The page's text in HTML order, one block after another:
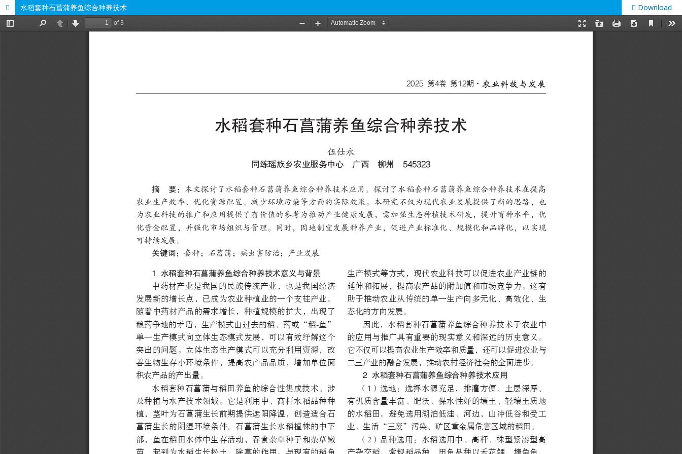
水稻套种石菖蒲养鱼综合种养技术 Download